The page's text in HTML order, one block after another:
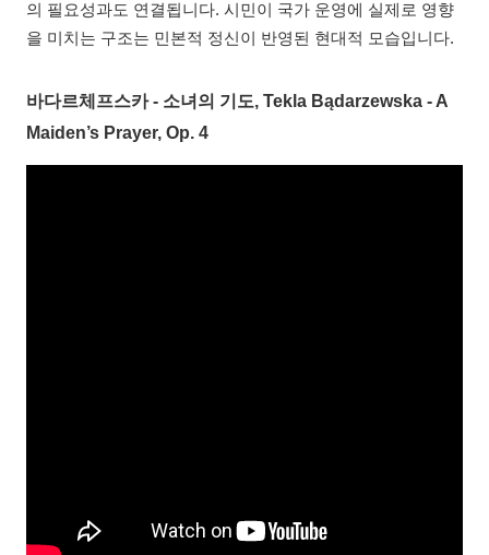
의 필요성과도 연결됩니다. 시민이 국가 운영에 실제로 영향
을 미치는 구조는 민본적 정신이 반영된 현대적 모습입니다.
바다르체프스카 - 소녀의 기도, Tekla Bądarzewska - A
Maiden’s Prayer, Op. 4